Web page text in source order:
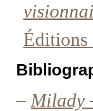
Éditions
– Milady